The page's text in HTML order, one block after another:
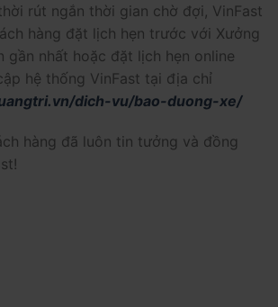
rút ngắn thời gian chờ đợi, VinFast
hàng đặt lịch hẹn trước với Xưởng
gần nhất hoặc đặt lịch hẹn online
hệ thống VinFast tại địa chỉ
dich-vu/bao-duong-xe/
hàng đã luôn tin tưởng và đồng